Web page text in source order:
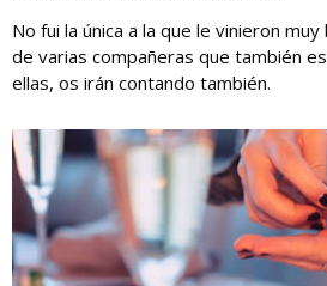
No fui la única a la que le vinieron
de varias compañeras que también
ellas, os irán contando también.